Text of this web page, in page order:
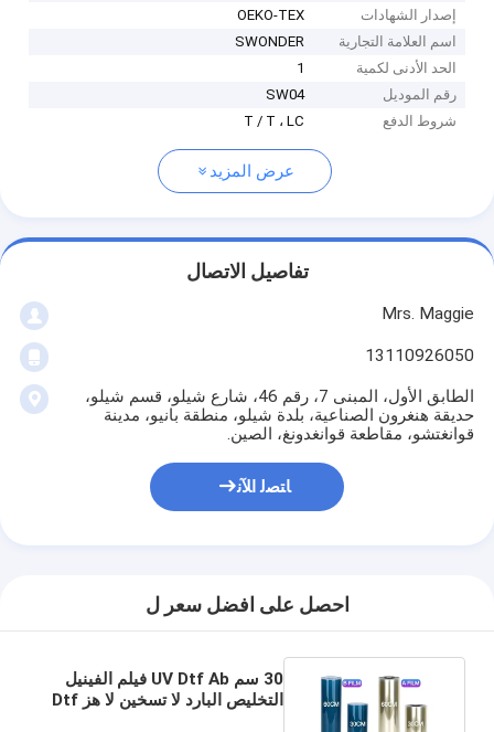
إصدار الشهادات
OEKO-TEX
اسم العلامة التجارية
SWONDER
الحد الأدنى لكمية
1
رقم الموديل
SW04
شروط الدفع
T / T ، LC
عرض المزيد
تفاصيل الاتصال
Mrs. Maggie
13110926050
الطابق الأول، المبنى 7، رقم 46، شارع شيلو، قسم شيلو،
حديقة هنغرون الصناعية، بلدة شيلو، منطقة بانيو، مدينة
قوانغتشو، مقاطعة قوانغدونغ، الصين.
ﺎﺘﺼﻟ ﺍﻶﻧ
احصل على افضل سعر ل
30 سم UV Dtf Ab فيلم الفينيل
التخليص البارد لا تسخين لا هز Dtf